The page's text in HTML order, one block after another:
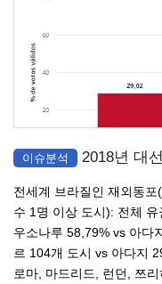
이슈분석 2018년 대
전세계 브라질인 재외동
수 1명 이상 도시): 전체
우소나루 58,79% vs 아다
르 104개 도시 vs 아다지
로마, 마드리드, 런던, 쯔